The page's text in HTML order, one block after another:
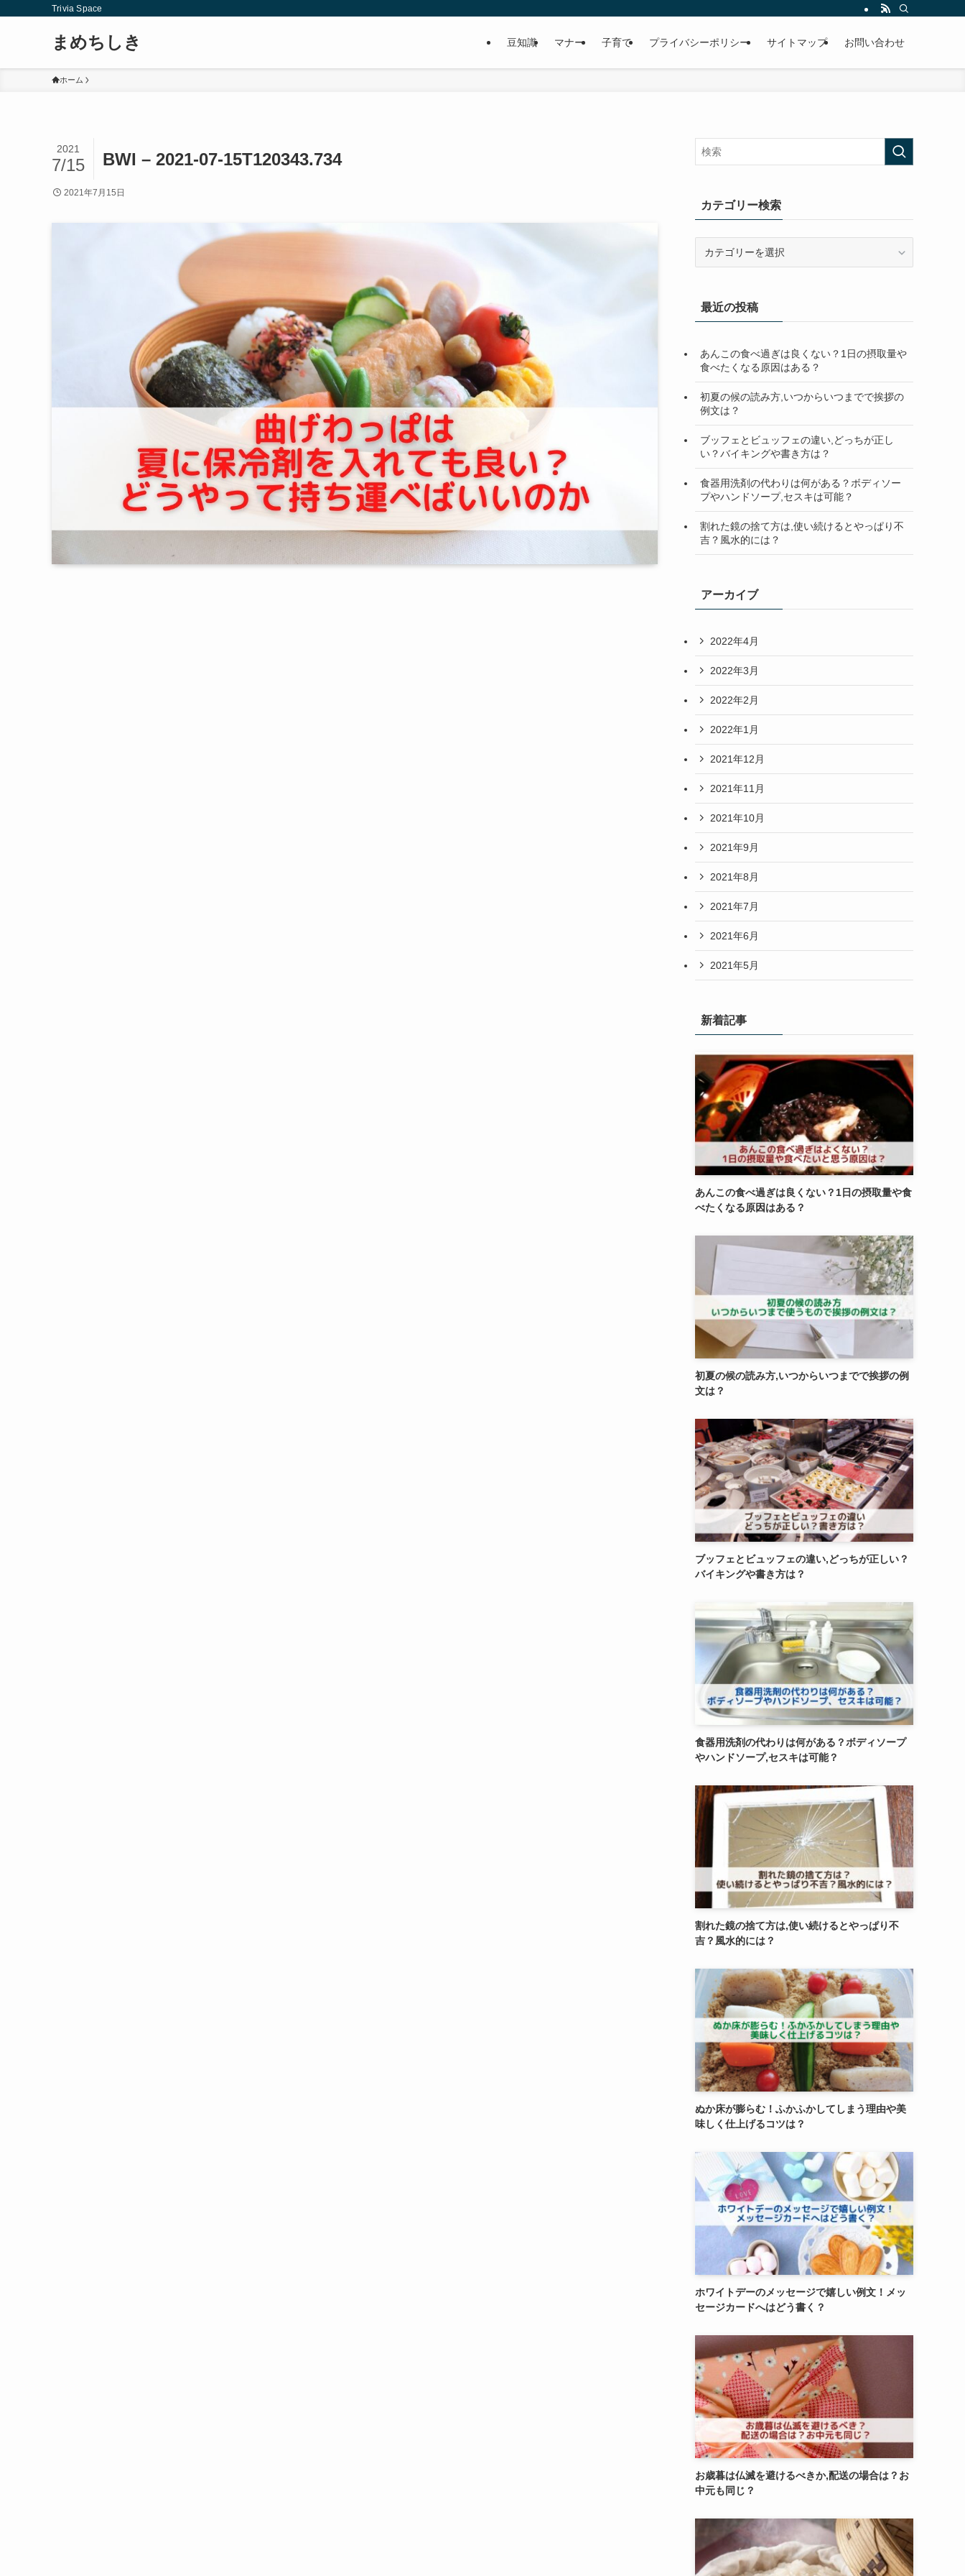
Trivia Space
まめちしき 豆知識 マナー 子育て プライバシーポリシー サイトマップ お問い合わせ
ホーム
BWI – 2021-07-15T120343.734
2021
7/15
2021年7月15日
カテゴリー検索
ー
検
最近の投稿
あんこの食べ過ぎは良くない？1日の摂取量や
食べたくなる原因はある？
初夏の候の読み方,いつからいつまでで挨拶の
例文は？
ブッフェとビュッフェの違い,どっちが正し
い？バイキングや書き方は？
食器用洗剤の代わりは何がある？ボディソー
プやハンドソープ,セスキは可能？
割れた鏡の捨て方は,使い続けるとやっぱり不
吉？風水的には？
アーカイブ
2022年4月
2022年3月
2022年2月
2022年1月
2021年12月
2021年11月
2021年10月
2021年9月
2021年8月
2021年7月
2021年6月
2021年5月
新着記事
あんこの食べ過ぎは良くない？1日の摂取量や食
べたくなる原因はある？
初夏の候の読み方,いつからいつまでで挨拶の例
文は？
ブッフェとビュッフェの違い,どっちが正しい？
バイキングや書き方は？
食器用洗剤の代わりは何がある？ボディソープ
やハンドソープ,セスキは可能？
割れた鏡の捨て方は,使い続けるとやっぱり不
吉？風水的には？
ぬか床が膨らむ！ふかふかしてしまう理由や美
味しく仕上げるコツは？
ホワイトデーのメッセージで嬉しい例文！メッ
セージカードへはどう書く？
お歳暮は仏滅を避けるべきか,配送の場合は？お
中元も同じ？